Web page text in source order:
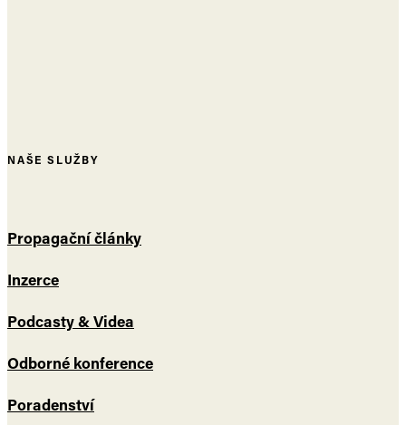
NAŠE SLUŽBY
Propagační články
Inzerce
Podcasty & Videa
Odborné konference
Poradenství